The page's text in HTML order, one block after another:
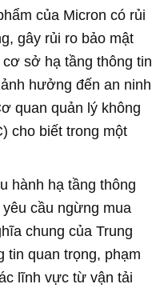
của Micron có rủi
gây rủi ro bảo mật
sở hạ tầng thông tin
hưởng đến an ninh
quan quản lý không
cho biết trong một
hành hạ tầng thông
cầu ngừng mua
chung của Trung
tin quan trọng, phạm
lĩnh vực từ vận tải